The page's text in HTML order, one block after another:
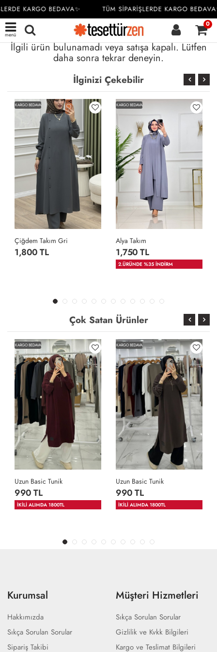
KARGO BEDAVA✨ TÜM SİPARİŞLERDE KARGO
menü
0
İlgili ürün bulunamadı veya satışa kapalı. Lütfen
daha sonra tekrar deneyin.
İlginizi Çekebilir
KARGO BEDAVA
Çiğdem Takım Gri
1,800 TL
KARGO BEDAVA
Alya Takım
1,750 TL
2.ÜRÜNDE %35 İNDİRM
Çok Satan Ürünler
KARGO BEDAVA
Uzun Basic Tunik
990 TL
İKİLİ ALIMDA 1800TL
KARGO BEDAVA
Uzun Basic Tunik
990 TL
İKİLİ ALIMDA 1800TL
Kurumsal
Hakkımızda
Sıkça Sorulan Sorular
Sipariş Takibi
Müşteri Hizmetleri
Sıkça Sorulan Sorular
Gizlilik ve Kvkk Bilgileri
Kargo ve Teslimat Bilgileri